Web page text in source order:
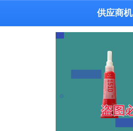
供应商机